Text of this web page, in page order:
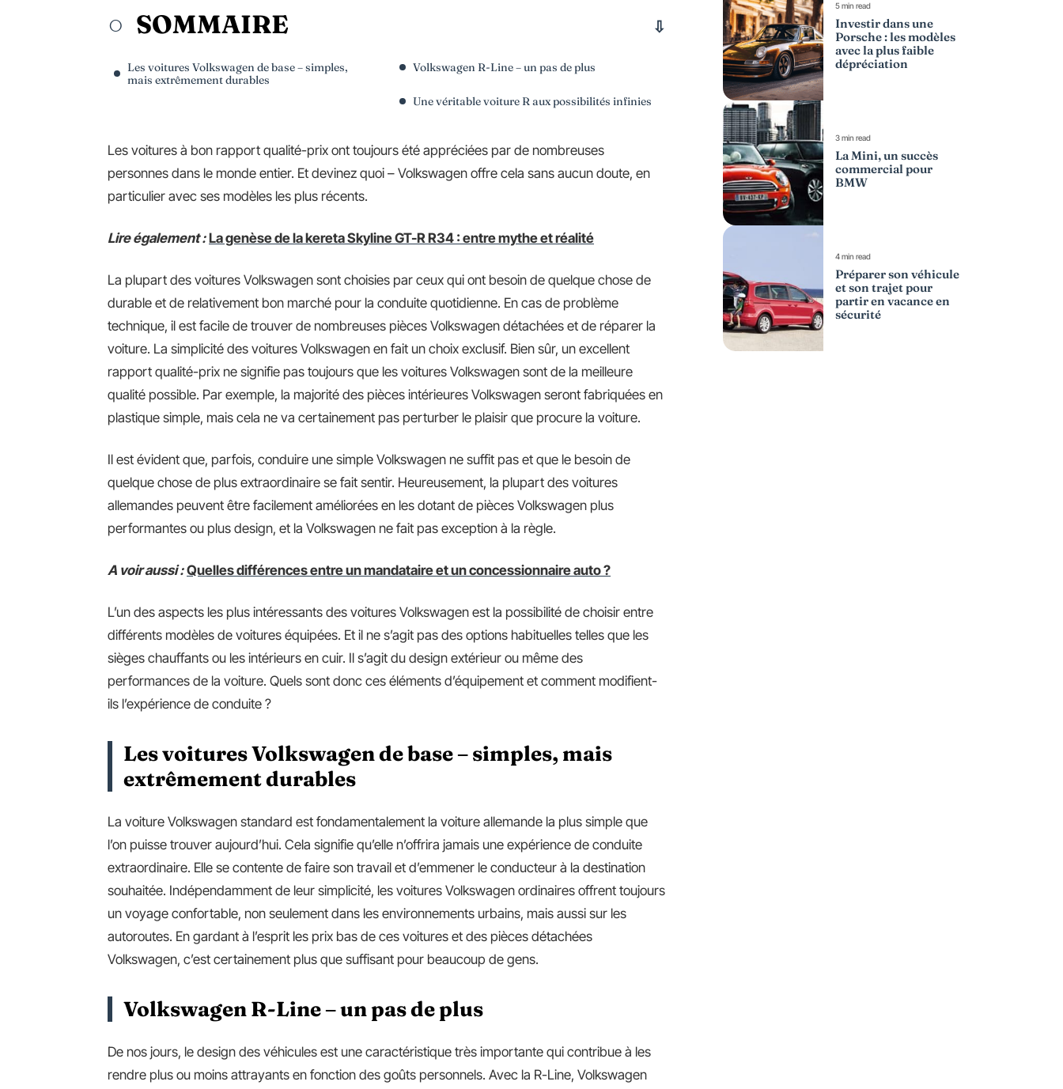
SOMMAIRE
Les voitures Volkswagen de base – simples,
mais extrêmement durables
Volkswagen R-Line – un pas de plus
Une véritable voiture R aux possibilités infinies
Les voitures à bon rapport qualité-prix ont toujours été appréciées par de nombreuses
personnes dans le monde entier. Et devinez quoi – Volkswagen offre cela sans aucun doute, en
particulier avec ses modèles les plus récents.
Lire également : La genèse de la kereta Skyline GT-R R34 : entre mythe et réalité
La plupart des voitures Volkswagen sont choisies par ceux qui ont besoin de quelque chose de
durable et de relativement bon marché pour la conduite quotidienne. En cas de problème
technique, il est facile de trouver de nombreuses pièces Volkswagen détachées et de réparer la
voiture. La simplicité des voitures Volkswagen en fait un choix exclusif. Bien sûr, un excellent
rapport qualité-prix ne signifie pas toujours que les voitures Volkswagen sont de la meilleure
qualité possible. Par exemple, la majorité des pièces intérieures Volkswagen seront fabriquées en
plastique simple, mais cela ne va certainement pas perturber le plaisir que procure la voiture.
Il est évident que, parfois, conduire une simple Volkswagen ne suffit pas et que le besoin de
quelque chose de plus extraordinaire se fait sentir. Heureusement, la plupart des voitures
allemandes peuvent être facilement améliorées en les dotant de pièces Volkswagen plus
performantes ou plus design, et la Volkswagen ne fait pas exception à la règle.
A voir aussi : Quelles différences entre un mandataire et un concessionnaire auto ?
L’un des aspects les plus intéressants des voitures Volkswagen est la possibilité de choisir entre
différents modèles de voitures équipées. Et il ne s’agit pas des options habituelles telles que les
sièges chauffants ou les intérieurs en cuir. Il s’agit du design extérieur ou même des
performances de la voiture. Quels sont donc ces éléments d’équipement et comment modifient-
ils l’expérience de conduite ?
Les voitures Volkswagen de base – simples, mais
extrêmement durables
La voiture Volkswagen standard est fondamentalement la voiture allemande la plus simple que
l’on puisse trouver aujourd’hui. Cela signifie qu’elle n’offrira jamais une expérience de conduite
extraordinaire. Elle se contente de faire son travail et d’emmener le conducteur à la destination
souhaitée. Indépendamment de leur simplicité, les voitures Volkswagen ordinaires offrent toujours
un voyage confortable, non seulement dans les environnements urbains, mais aussi sur les
autoroutes. En gardant à l’esprit les prix bas de ces voitures et des pièces détachées
Volkswagen, c’est certainement plus que suffisant pour beaucoup de gens.
Volkswagen R-Line – un pas de plus
De nos jours, le design des véhicules est une caractéristique très importante qui contribue à les
rendre plus ou moins attrayants en fonction des goûts personnels. Avec la R-Line, Volkswagen
5 min read
Investir dans une
Porsche : les modèles
avec la plus faible
dépréciation
3 min read
La Mini, un succès
commercial pour
BMW
4 min read
Préparer son véhicule
et son trajet pour
partir en vacance en
sécurité